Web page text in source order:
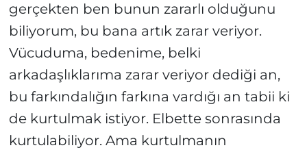
gerçekten ben bunun zararlı olduğunu
biliyorum, bu bana artık zarar veriyor.
Vücuduma, bedenime, belki
arkadaşlıklarıma zarar veriyor dediği an,
bu farkındalığın farkına vardığı an tabii ki
de kurtulmak istiyor. Elbette sonrasında
kurtulabiliyor. Ama kurtulmanın